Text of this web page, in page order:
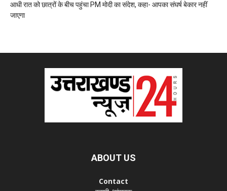
आधी रात को छात्रों के बीच पहुंचा PM मोदी का संदेश, कहा- आपका संघर्ष बेकार नहीं
जाएगा
ABOUT US
Contact